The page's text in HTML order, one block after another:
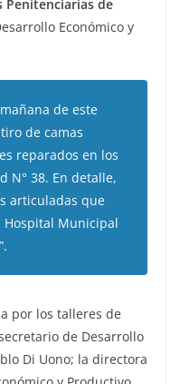
Penitenciarias de
Económico y
de este
de camas
reparados en los
N° 38. En detalle,
articuladas que
Municipal
por los talleres de
de Desarrollo
Di Uono; la directora